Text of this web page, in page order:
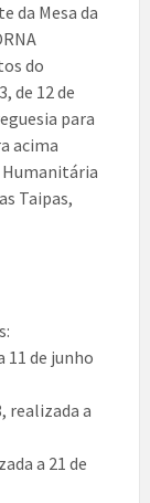
da Mesa da
do
de 12 de
para
acima
Humanitária
Taipas,
11 de junho
realizada a
a 21 de